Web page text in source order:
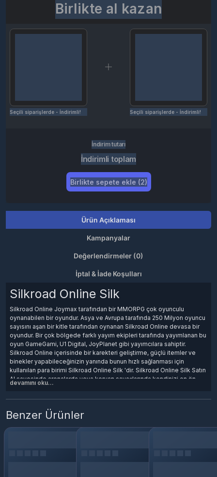
Birlikte al kazan
Seçili siparişlerde - İndirimli! Seçili siparişlerde - İndirimli!
İndirim tutarı
İndirimli toplam
Birlikte sepete ekle (2)
Ürün Açıklaması
Kampanyalar
Değerlendirmeler (0)
İptal & İade Koşulları
Silkroad Online Silk
Silkroad Online Joymax tarafından bir MMORPG çok oyunculu
oynanabilen bir oyundur. Asya ve Avrupa tarafında 250 Milyon oyuncu
sayısını aşan bir kitle tarafından oynanan Silkroad Online devasa bir
oyundur. Bir çok bölgede farklı yayım ekipleri tarafında yayımlanan bu
oyun GameGami, U1 Digital, JoyPlanet gibi yayımcılara sahiptir.
Silkroad Online içerisinde bir karekteri geliştirme, güçlü itemler ve
binekler yapabileceğinizin yanında bunun hızlı sağlanması için
kullanılan para birimi Silkroad Online Silk 'dir. Silkroad Online Silk Satın
Al sayesinde arenalarda veya kervan savaşlarında kendinizi en ön
devamını oku...
Benzer Ürünler